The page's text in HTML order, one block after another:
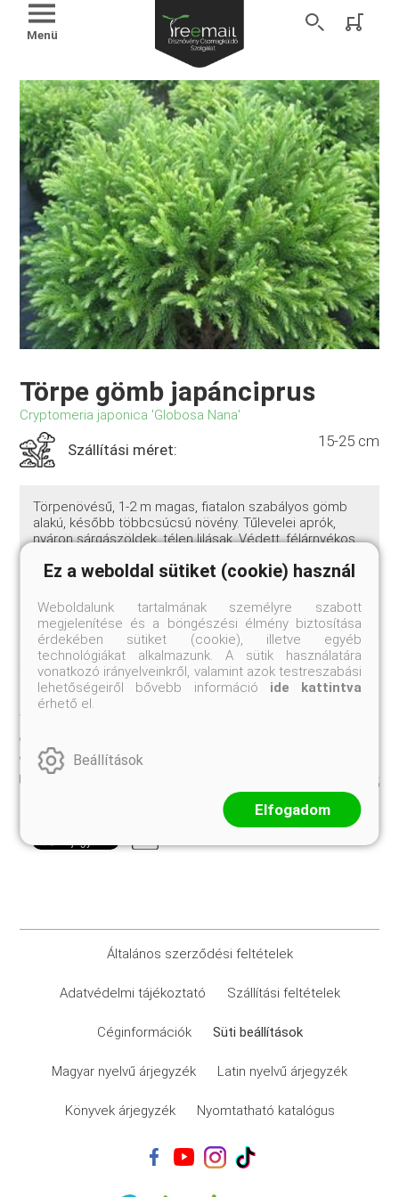
Menü
Törpe gömb japánciprus
Cryptomeria japonica 'Globosa Nana'
Szállítási méret: 15-25 cm
Törpenövésű, 1-2 m magas, fiatalon szabályos gömb
alakú, később többcsúcsú növény. Tűlevelei aprók,
nyáron sárgászöldek, télen lilásak. Védett, félárnyékos
kevés hazai tapasztalattal rendelkezünk róla mivel nem
10 °C körüli helyiségben teleltessük mérsékelt öntözés
mellett.
Jelenleg nem rendelhető
TULAJDONSÁGOK
K5
Általános szerződési feltételek
Adatvédelmi tájékoztató Szállítási feltételek
Céginformációk Süti beállítások
Magyar nyelvű árjegyzék Latin nyelvű árjegyzék
Könyvek árjegyzék Nyomtatható katalógus
Ez a weboldal sütiket (cookie) használ
Weboldalunk tartalmának személyre szabott
megjelenítése és a böngészési élmény biztosítása
érdekében sütiket (cookie), illetve egyéb
technológiákat alkalmazunk. A sütik használatára
vonatkozó irányelveinkről, valamint azok testreszabási
lehetőségeiről bővebb információ ide kattintva
érhető el.
Beállítások
Elfogadom